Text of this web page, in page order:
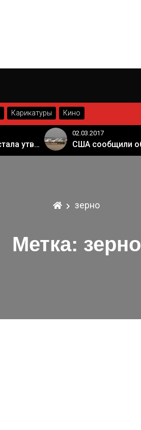
Карикатуры Кино
Палата лордов не стала утверждать законопроект о "брексите"
02.03.2017
зерно
Метка: зерно